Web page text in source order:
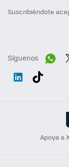
Suscribiéndote
Síguenos
Apoya a